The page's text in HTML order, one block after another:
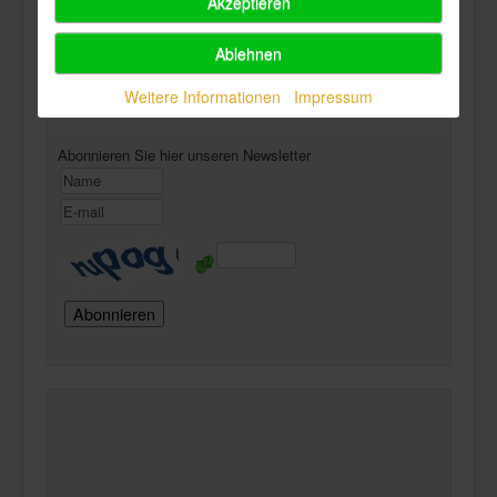
Powered byPhoca Download
Newsletter
Abonnieren Sie hier unseren Newsletter
Ablehnen
Weitere Informationen
Impressum